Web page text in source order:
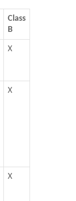
Class
B
X
X
X